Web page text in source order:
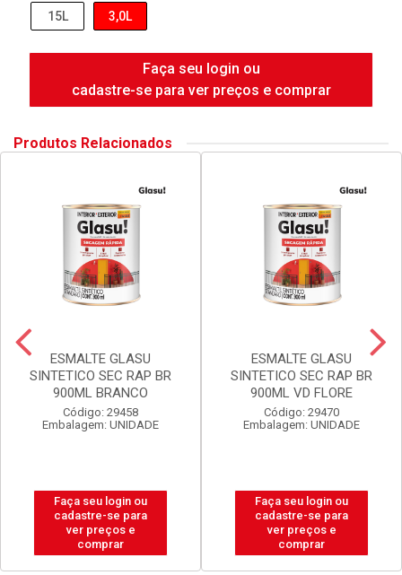
15L 3,0L
Faça seu login ou
cadastre-se para ver preços e comprar
Produtos Relacionados
ESMALTE GLASU
SINTETICO SEC RAP BR
900ML BRANCO
Código: 29458
Embalagem: UNIDADE
Faça seu login ou
cadastre-se para
ver preços e
comprar
ESMALTE GLASU
SINTETICO SEC RAP BR
900ML VD FLORE
Código: 29470
Embalagem: UNIDADE
Faça seu login ou
cadastre-se para
ver preços e
comprar